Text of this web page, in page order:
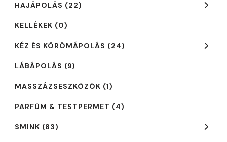
HAJÁPOLÁS (22)
KELLÉKEK (0)
KÉZ ÉS KÖRÖMÁPOLÁS (24)
LÁBÁPOLÁS (9)
MASSZÁZSESZKÖZÖK (1)
PARFÜM & TESTPERMET (4)
SMINK (83)